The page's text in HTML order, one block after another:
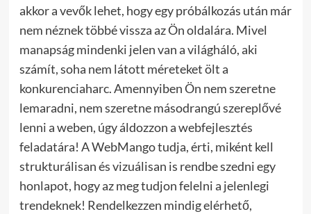
akkor a vevők lehet, hogy egy próbálkozás után már
nem néznek többé vissza az Ön oldalára. Mivel
manapság mindenki jelen van a világháló, aki
számít, soha nem látott méreteket ölt a
konkurenciaharc.Amennyiben Ön nem szeretne
lemaradni, nem szeretne másodrangú szereplővé
lenni a weben, úgy áldozzon a webfejlesztés
feladatára! A WebMango tudja, érti, miként kell
strukturálisan és vizuálisan is rendbe szedni egy
honlapot, hogy az meg tudjon felelni a jelenlegi
trendeknek! Rendelkezzen mindig elérhető,